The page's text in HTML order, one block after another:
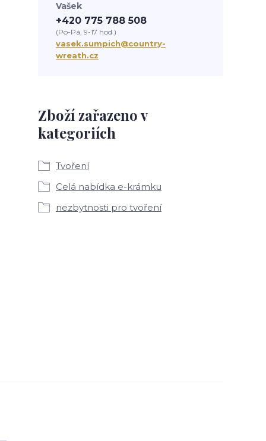
Zboží zařazeno v
kategoriích
Tvoření
Celá nabídka e-krámku
nezbytnosti pro tvoření
Vašek
+420 775 788 508
(Po-Pá, 9-17 hod.)
vasek.sumpich@country-
wreath.cz